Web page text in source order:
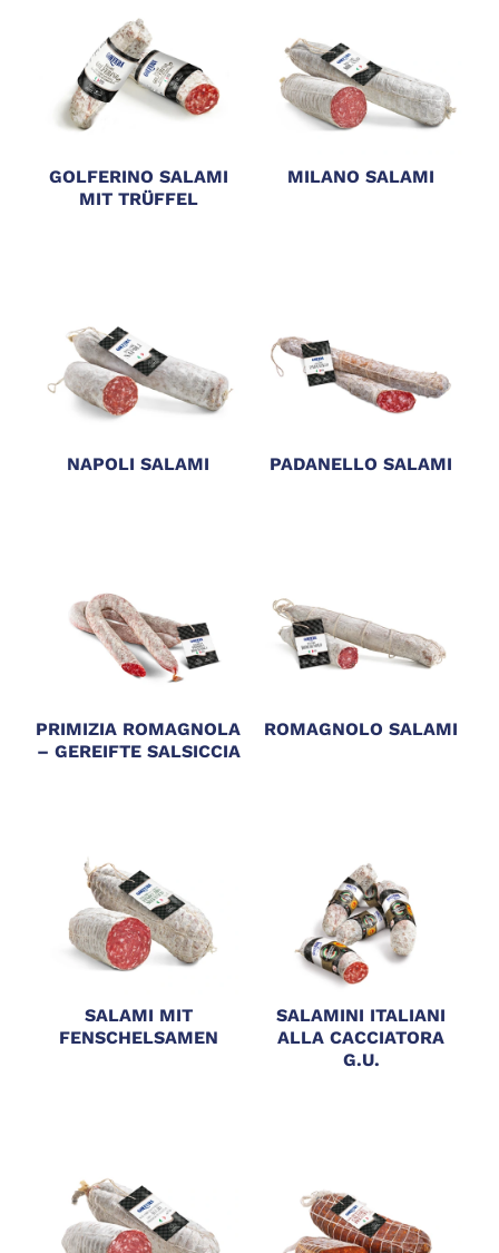
GOLFERINO SALAMI
MIT TRÜFFEL
MILANO SALAMI
NAPOLI SALAMI PADANELLO SALAMI
PRIMIZIA ROMAGNOLA
– GEREIFTE SALSICCIA
ROMAGNOLO SALAMI
SALAMI MIT
FENSCHELSAMEN
SALAMINI ITALIANI
ALLA CACCIATORA
G.U.